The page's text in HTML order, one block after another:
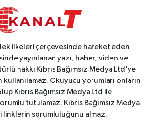
ilkeleri çerçevesinde hareket eden
yayınlanan yazı, haber, video ve
hakkı Kıbrıs Bağımsız Medya Ltd'ye
kullanılamaz. Okuyucu yorumları onların
Kıbrıs Bağımsız Medya Ltd ile
tutulamaz. Kıbrıs Bağımsız Medya
linklerin sorumluluğunu almaz.